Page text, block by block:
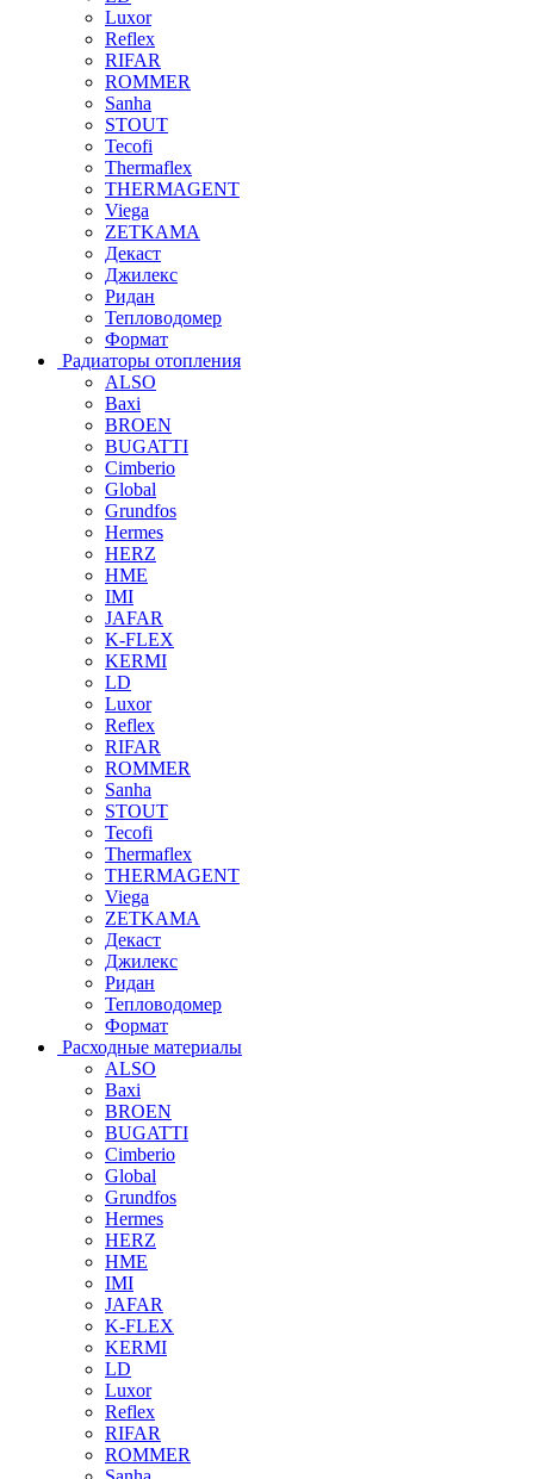
Luxor
Reflex
RIFAR
ROMMER
Sanha
STOUT
Tecofi
Thermaflex
THERMAGENT
Viega
ZETKAMA
Декаст
Джилекс
Ридан
Тепловодомер
Формат
Радиаторы отопления
ALSO
Baxi
BROEN
BUGATTI
Cimberio
Global
Grundfos
Hermes
HERZ
HME
IMI
JAFAR
K-FLEX
KERMI
LD
Luxor
Reflex
RIFAR
ROMMER
Sanha
STOUT
Tecofi
Thermaflex
THERMAGENT
Viega
ZETKAMA
Декаст
Джилекс
Ридан
Тепловодомер
Формат
Расходные материалы
ALSO
Baxi
BROEN
BUGATTI
Cimberio
Global
Grundfos
Hermes
HERZ
HME
IMI
JAFAR
K-FLEX
KERMI
LD
Luxor
Reflex
RIFAR
ROMMER